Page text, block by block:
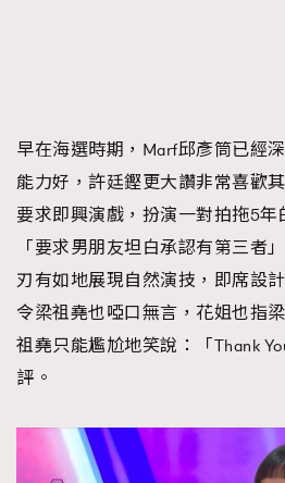
早在海選時期，Marf邱彥筒已經
能力好，許廷鏗更大讚非常喜歡
要求即興演戲，扮演一對拍拖5
「要求男朋友坦白承認有第三者
刃有如地展現自然演技，即席設
令梁祖堯也啞口無言，花姐也指
祖堯只能尷尬地笑說：「Thank
評。